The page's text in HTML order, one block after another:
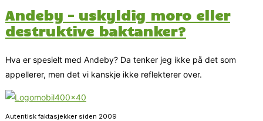
Andeby – uskyldig moro eller
destruktive baktanker?
Hva er spesielt med Andeby? Da tenker jeg ikke på det som
appellerer, men det vi kanskje ikke reflekterer over.
Autentisk faktasjekker siden 2009